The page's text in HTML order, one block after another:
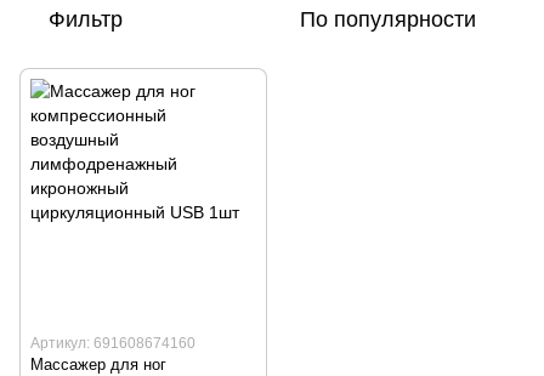
Фильтр По популярности
Артикул: 691608674160
Массажер для ног